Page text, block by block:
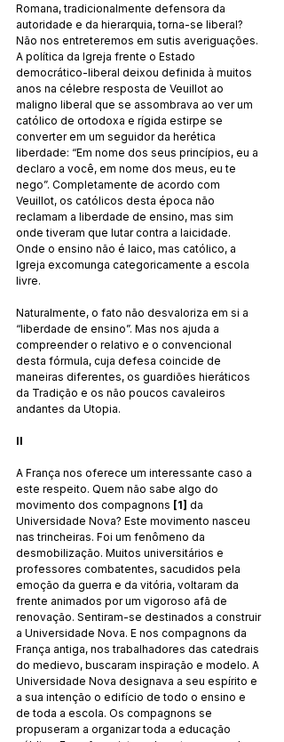
Romana, tradicionalmente defensora da
autoridade e da hierarquia, torna-se liberal?
Não nos entreteremos em sutis averiguações.
A política da Igreja frente o Estado
democrático-liberal deixou definida à muitos
anos na célebre resposta de Veuillot ao
maligno liberal que se assombrava ao ver um
católico de ortodoxa e rígida estirpe se
converter em um seguidor da herética
liberdade: “Em nome dos seus princípios, eu a
declaro a você, em nome dos meus, eu te
nego”. Completamente de acordo com
Veuillot, os católicos desta época não
reclamam a liberdade de ensino, mas sim
onde tiveram que lutar contra a laicidade.
Onde o ensino não é laico, mas católico, a
Igreja excomunga categoricamente a escola
livre.
Naturalmente, o fato não desvaloriza em si a
“liberdade de ensino”. Mas nos ajuda a
compreender o relativo e o convencional
desta fórmula, cuja defesa coincide de
maneiras diferentes, os guardiões hieráticos
da Tradição e os não poucos cavaleiros
andantes da Utopia.
II
A França nos oferece um interessante caso a
este respeito. Quem não sabe algo do
movimento dos compagnons [1] da
Universidade Nova? Este movimento nasceu
nas trincheiras. Foi um fenômeno da
desmobilização. Muitos universitários e
professores combatentes, sacudidos pela
emoção da guerra e da vitória, voltaram da
frente animados por um vigoroso afã de
renovação. Sentiram-se destinados a construir
a Universidade Nova. E nos compagnons da
França antiga, nos trabalhadores das catedrais
do medievo, buscaram inspiração e modelo. A
Universidade Nova designava a seu espírito e
a sua intenção o edifício de todo o ensino e
de toda a escola. Os compagnons se
propuseram a organizar toda a educação